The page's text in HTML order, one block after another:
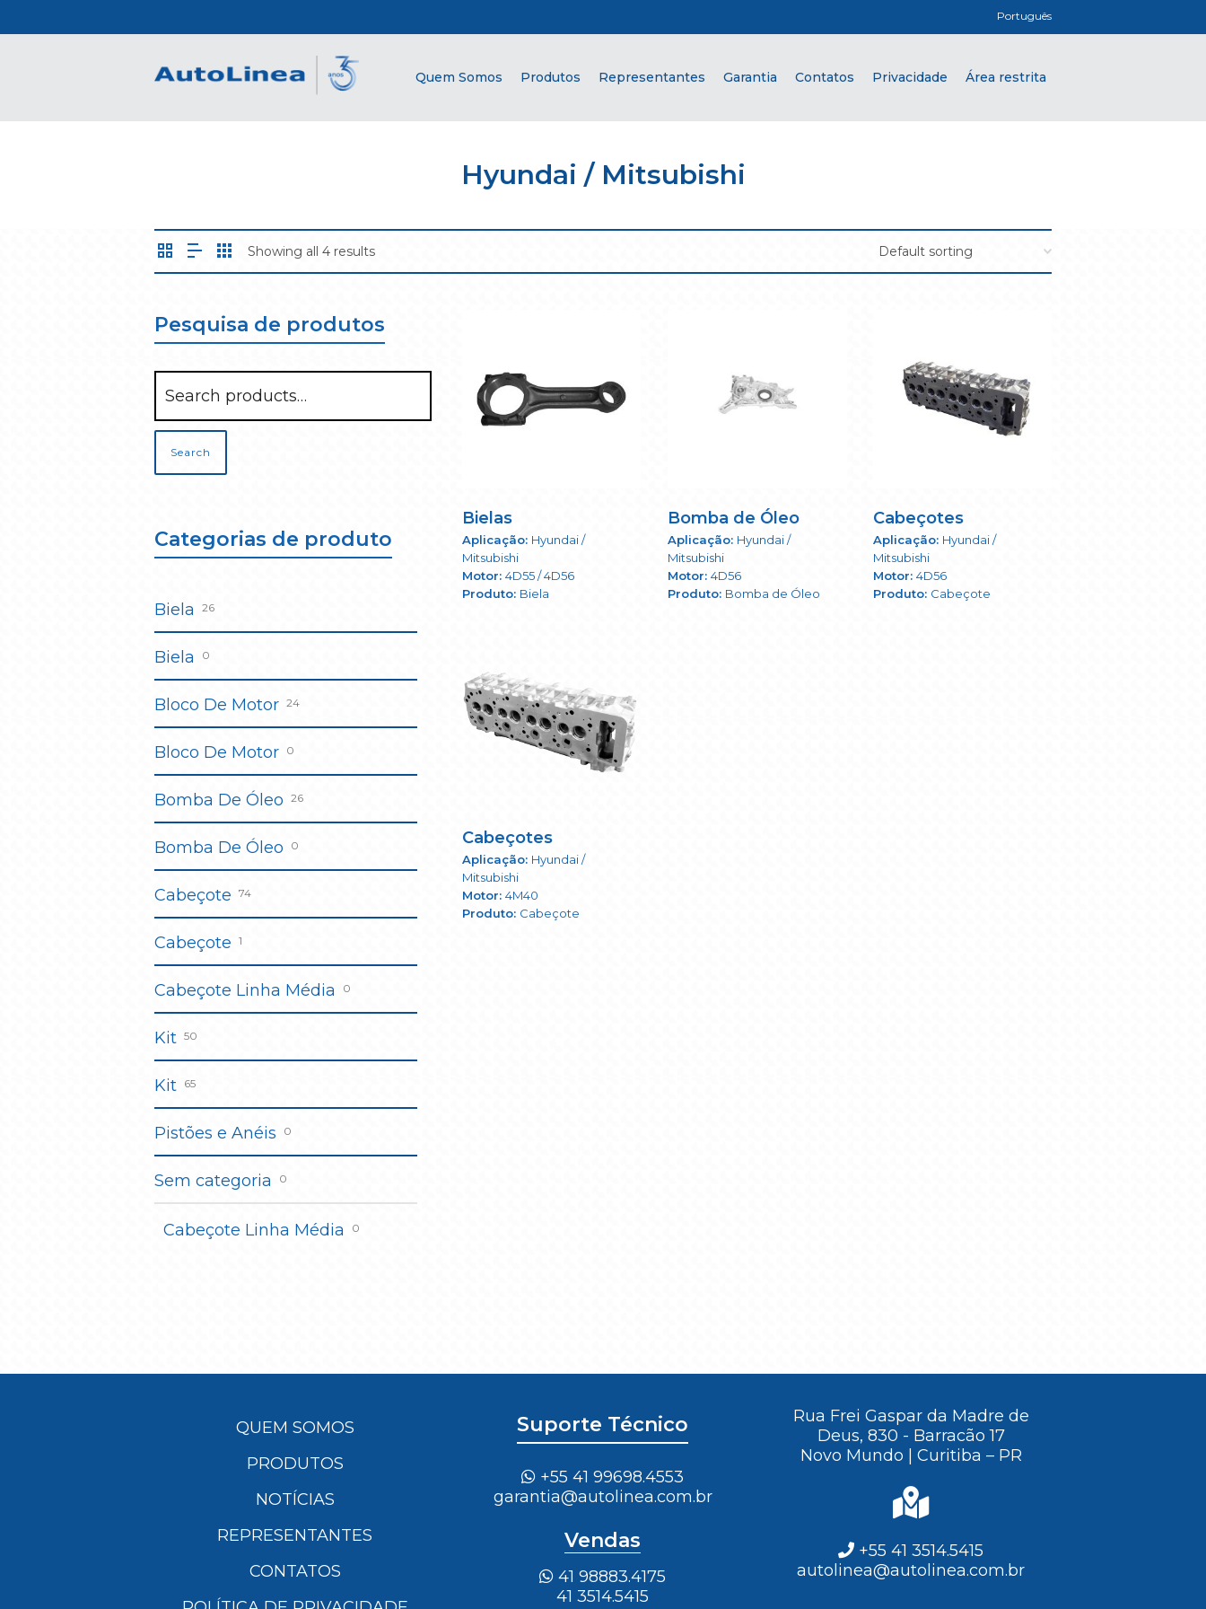
Português
Quem Somos Produtos Representantes Garantia Contatos Privacidade Área restrita
Hyundai / Mitsubishi
Showing all 4 results
Bielas
Hyundai /
Mitsubishi
4D55 / 4D56
Biela
Bomba de Óleo
Hyundai /
Mitsubishi
4D56
Bomba de Óleo
Cabeçotes
Hyundai /
Mitsubishi
4D56
Cabeçote
Cabeçotes
Hyundai /
Mitsubishi
4M40
Cabeçote
Pesquisa de produtos
Search
Categorias de produto
Biela 26
Biela 0
Bloco De Motor 24
Bloco De Motor 0
Bomba De Óleo 26
Bomba De Óleo 0
Cabeçote 74
Cabeçote 1
Cabeçote Linha Média 0
Kit 50
Kit 65
Pistões e Anéis 0
Sem categoria 0
Cabeçote Linha Média 0
QUEM SOMOS
PRODUTOS
NOTÍCIAS
REPRESENTANTES
CONTATOS
Suporte Técnico
+55 41 99698.4553
garantia@autolinea.com.br
Vendas
41 98883.4175
41 3514.5415
Rua Frei Gaspar da Madre de
Deus, 830 - Barracão 17
Novo Mundo | Curitiba – PR
+55 41 3514.5415
autolinea@autolinea.com.br